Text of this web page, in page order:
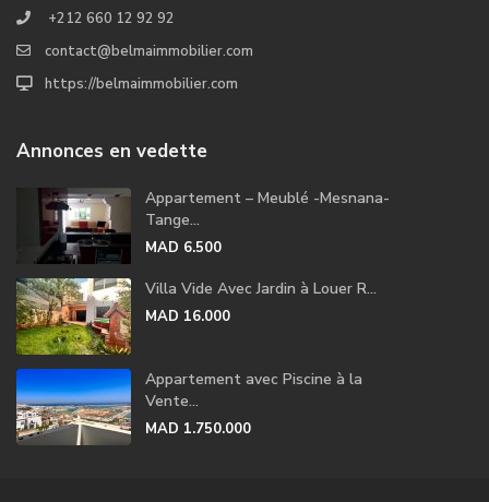
+212 660 12 92 92
contact@belmaimmobilier.com
https://belmaimmobilier.com
Annonces en vedette
Appartement – Meublé -Mesnana-
Tange...
MAD 6.500
Villa Vide Avec Jardin à Louer R...
MAD 16.000
Appartement avec Piscine à la
Vente...
MAD 1.750.000